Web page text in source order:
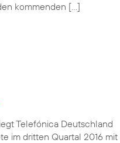
kommenden […]
Telefónica Deutschland
im dritten Quartal 2016 mit